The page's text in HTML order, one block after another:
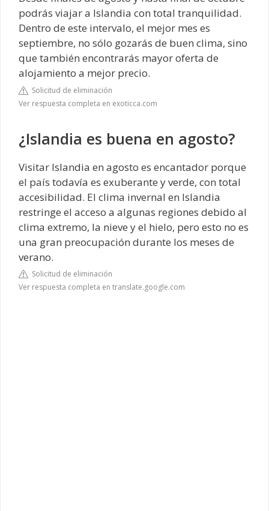
podrás viajar a Islandia con total tranquilidad.
Dentro de este intervalo, el mejor mes es
septiembre, no sólo gozarás de buen clima, sino
que también encontrarás mayor oferta de
alojamiento a mejor precio.
Solicitud de eliminación
Ver respuesta completa en exoticca.com
¿Islandia es buena en agosto?
Visitar Islandia en agosto es encantador porque
el país todavía es exuberante y verde, con total
accesibilidad. El clima invernal en Islandia
restringe el acceso a algunas regiones debido al
clima extremo, la nieve y el hielo, pero esto no es
una gran preocupación durante los meses de
verano.
Solicitud de eliminación
Ver respuesta completa en translate.google.com